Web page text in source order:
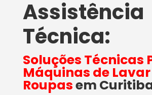
Assistência
Técnica​:
Soluções Técnicas
Máquinas de Lavar
Roupasem